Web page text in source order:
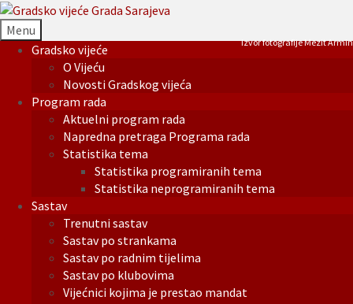
Menu
Gradsko vijeće
O Vijeću
Novosti Gradskog vijeća
Program rada
Aktuelni program rada
Napredna pretraga Programa rada
Statistika tema
Statistika programiranih tema
Statistika neprogramiranih tema
Sastav
Trenutni sastav
Sastav po strankama
Sastav po radnim tijelima
Sastav po klubovima
Vijećnici kojima je prestao mandat
Izvor fotografije Mezit Armin